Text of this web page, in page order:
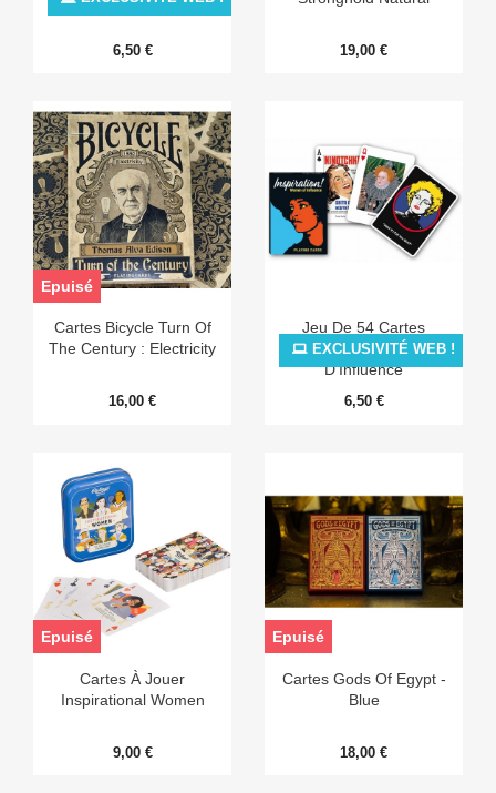
6,50 € 19,00 €
Cartes Bicycle Turn Of
The Century : Electricity
16,00 €
Epuisé
Jeu De 54 Cartes
Inspiration Femmes
D'Influence
6,50 €
EXCLUSIVITÉ WEB !
Cartes À Jouer
Inspirational Women
9,00 €
Epuisé
Cartes Gods Of Egypt -
Blue
18,00 €
Epuisé